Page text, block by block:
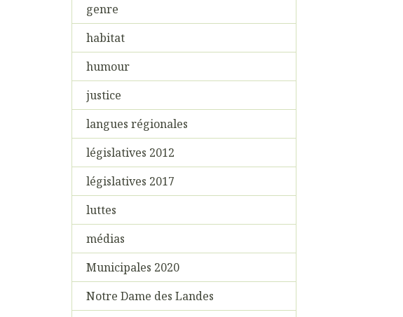
genre
habitat
humour
justice
langues régionales
législatives 2012
législatives 2017
luttes
médias
Municipales 2020
Notre Dame des Landes